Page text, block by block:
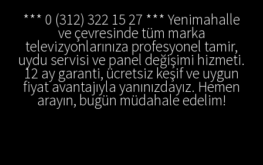
*** 0 (312) 322 15 27 *** Yenimahalle
ve çevresinde tüm marka
televizyonlarınıza profesyonel tamir,
uydu servisi ve panel değişimi hizmeti.
12 ay garanti, ücretsiz keşif ve uygun
fiyat avantajıyla yanınızdayız. Hemen
arayın, bugün müdahale edelim!